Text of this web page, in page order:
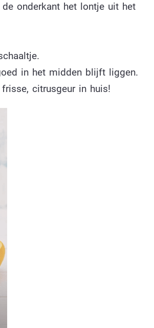
onderkant het lontje uit het
in het midden blijft liggen.
citrusgeur in huis!